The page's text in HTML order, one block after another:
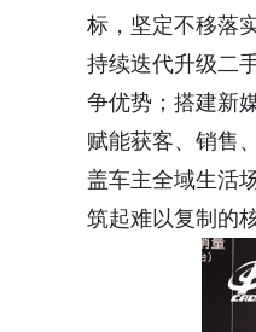
标，坚定不移落
持续迭代升级二
争优势；搭建新
赋能获客、销售
盖车主全域生活
筑起难以复制的